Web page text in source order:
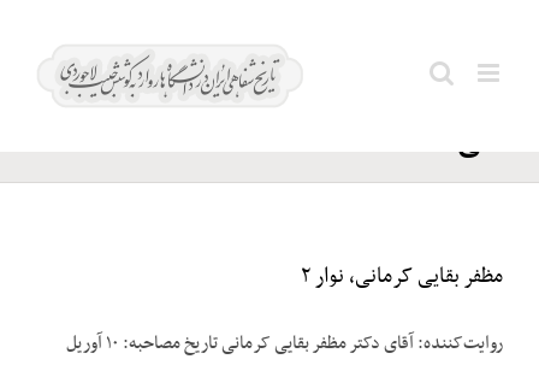
اتحاد
ملی
Search
مظفر بقایی کرمانی، نوار ۲
روایت‌کننده: آقای دکتر مظفر بقایی کرمانی تاریخ مصاحبه: ۱۰ آوریل